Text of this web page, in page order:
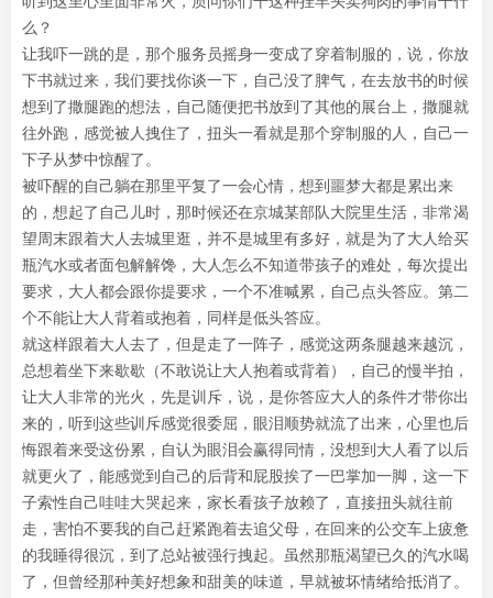
么？
让我吓一跳的是，那个服务员摇身一变成了穿着制服的，说，你放
下书就过来，我们要找你谈一下，自己没了脾气，在去放书的时候
想到了撒腿跑的想法，自己随便把书放到了其他的展台上，撒腿就
往外跑，感觉被人拽住了，扭头一看就是那个穿制服的人，自己一
下子从梦中惊醒了。
被吓醒的自己躺在那里平复了一会心情，想到噩梦大都是累出来
的，想起了自己儿时，那时候还在京城某部队大院里生活，非常渴
望周末跟着大人去城里逛，并不是城里有多好，就是为了大人给买
瓶汽水或者面包解解馋，大人怎么不知道带孩子的难处，每次提出
要求，大人都会跟你提要求，一个不准喊累，自己点头答应。第二
个不能让大人背着或抱着，同样是低头答应。
就这样跟着大人去了，但是走了一阵子，感觉这两条腿越来越沉，
总想着坐下来歇歇（不敢说让大人抱着或背着），自己的慢半拍，
让大人非常的光火，先是训斥，说，是你答应大人的条件才带你出
来的，听到这些训斥感觉很委屈，眼泪顺势就流了出来，心里也后
悔跟着来受这份累，自认为眼泪会赢得同情，没想到大人看了以后
就更火了，能感觉到自己的后背和屁股挨了一巴掌加一脚，这一下
子索性自己哇哇大哭起来，家长看孩子放赖了，直接扭头就往前
走，害怕不要我的自己赶紧跑着去追父母，在回来的公交车上疲惫
的我睡得很沉，到了总站被强行拽起。虽然那瓶渴望已久的汽水喝
了，但曾经那种美好想象和甜美的味道，早就被坏情绪给抵消了。